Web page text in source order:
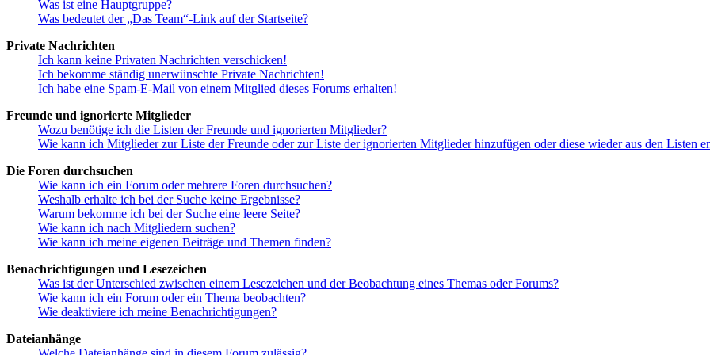
Was ist eine Hauptgruppe?
Was bedeutet der „Das Team“-Link auf der Startseite?
Private Nachrichten
Ich kann keine Privaten Nachrichten verschicken!
Ich bekomme ständig unerwünschte Private Nachrichten!
Ich habe eine Spam-E-Mail von einem Mitglied dieses Forums erhalten!
Freunde und ignorierte Mitglieder
Wozu benötige ich die Listen der Freunde und ignorierten Mitglieder?
Wie kann ich Mitglieder zur Liste der Freunde oder zur Liste der ignorierten Mitglieder hinzufügen oder diese wieder aus den Listen
Die Foren durchsuchen
Wie kann ich ein Forum oder mehrere Foren durchsuchen?
Weshalb erhalte ich bei der Suche keine Ergebnisse?
Warum bekomme ich bei der Suche eine leere Seite?
Wie kann ich nach Mitgliedern suchen?
Wie kann ich meine eigenen Beiträge und Themen finden?
Benachrichtigungen und Lesezeichen
Was ist der Unterschied zwischen einem Lesezeichen und der Beobachtung eines Themas oder Forums?
Wie kann ich ein Forum oder ein Thema beobachten?
Wie deaktiviere ich meine Benachrichtigungen?
Dateianhänge